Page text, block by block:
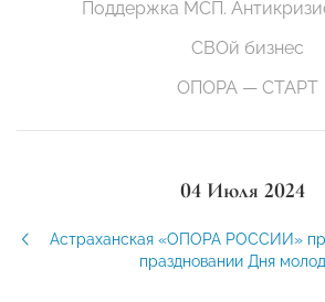
Поддержка МСП.
СВОй бизнес
ОПОРА — СТАРТ
04 Июля 2024
Астраханская «ОПОРА РОССИИ»
праздновании Дня